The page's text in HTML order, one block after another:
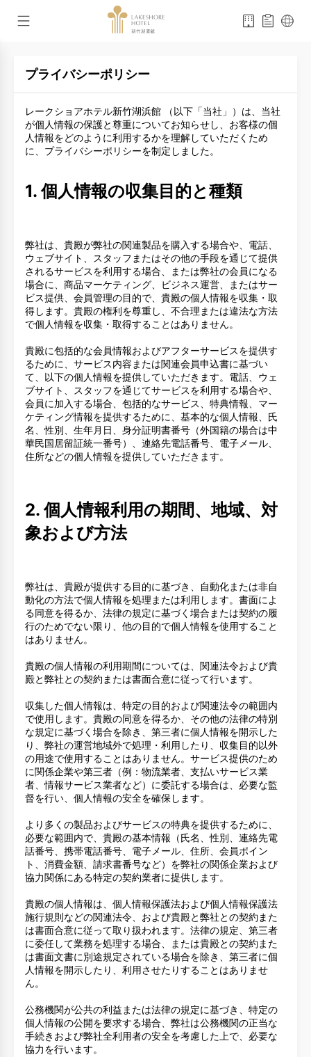
プライバシーポリシー
レークショアホテル新竹湖浜館 （以下「当社」）は、当社
が個人情報の保護と尊重についてお知らせし、お客様の個
人情報をどのように利用するかを理解していただくため
に、プライバシーポリシーを制定しました。
1. 個人情報の収集目的と種類
弊社は、貴殿が弊社の関連製品を購入する場合や、電話、
ウェブサイト、スタッフまたはその他の手段を通じて提供
されるサービスを利用する場合、または弊社の会員になる
場合に、商品マーケティング、ビジネス運営、またはサー
ビス提供、会員管理の目的で、貴殿の個人情報を収集・取
得します。貴殿の権利を尊重し、不合理または違法な方法
で個人情報を収集・取得することはありません。
貴殿に包括的な会員情報およびアフターサービスを提供す
るために、サービス内容または関連会員申込書に基づい
て、以下の個人情報を提供していただきます。電話、ウェ
ブサイト、スタッフを通じてサービスを利用する場合や、
会員に加入する場合、包括的なサービス、特典情報、マー
ケティング情報を提供するために、基本的な個人情報、氏
名、性別、生年月日、身分証明書番号（外国籍の場合は中
華民国居留証統一番号）、連絡先電話番号、電子メール、
住所などの個人情報を提供していただきます。
2. 個人情報利用の期間、地域、対
象および方法
弊社は、貴殿が提供する目的に基づき、自動化または非自
動化の方法で個人情報を処理または利用します。書面によ
る同意を得るか、法律の規定に基づく場合または契約の履
行のためでない限り、他の目的で個人情報を使用すること
はありません。
貴殿の個人情報の利用期間については、関連法令および貴
殿と弊社との契約または書面合意に従って行います。
収集した個人情報は、特定の目的および関連法令の範囲内
で使用します。貴殿の同意を得るか、その他の法律の特別
な規定に基づく場合を除き、第三者に個人情報を開示した
り、弊社の運営地域外で処理・利用したり、収集目的以外
の用途で使用することはありません。サービス提供のため
に関係企業や第三者（例：物流業者、支払いサービス業
者、情報サービス業者など）に委託する場合は、必要な監
督を行い、個人情報の安全を確保します。
より多くの製品およびサービスの特典を提供するために、
必要な範囲内で、貴殿の基本情報（氏名、性別、連絡先電
話番号、携帯電話番号、電子メール、住所、会員ポイン
ト、消費金額、請求書番号など）を弊社の関係企業および
協力関係にある特定の契約業者に提供します。
貴殿の個人情報は、個人情報保護法および個人情報保護法
施行規則などの関連法令、および貴殿と弊社との契約また
は書面合意に従って取り扱われます。法律の規定、第三者
に委任して業務を処理する場合、または貴殿との契約また
は書面文書に別途規定されている場合を除き、第三者に個
人情報を開示したり、利用させたりすることはありませ
ん。
公務機関が公共の利益または法律の規定に基づき、特定の
個人情報の公開を要求する場合、弊社は公務機関の正当な
手続きおよび弊社全利用者の安全を考慮した上で、必要な
協力を行います。